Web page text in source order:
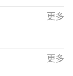
更多
更多